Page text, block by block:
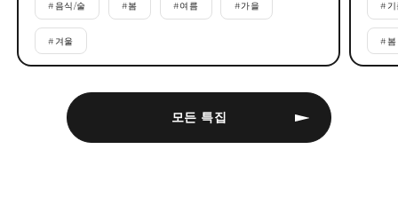
모든 특집
#음식/술 #봄 #여름 #가을
# 겨울
#
#봄